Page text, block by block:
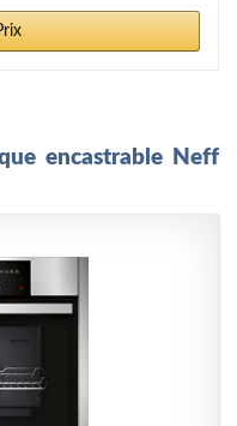
encastrable Neff